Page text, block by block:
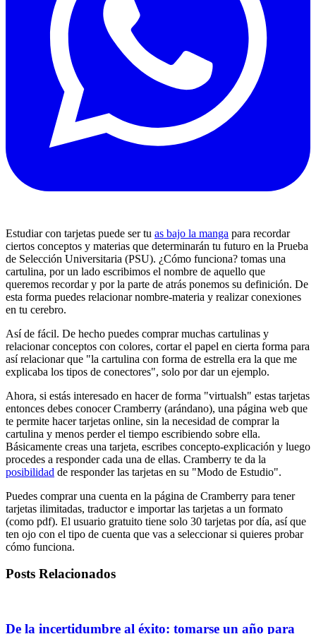
Estudiar con tarjetas puede ser tu as bajo la manga para recordar
ciertos conceptos y materias que determinarán tu futuro en la Prueba
de Selección Universitaria (PSU). ¿Cómo funciona? tomas una
cartulina, por un lado escribimos el nombre de aquello que
queremos recordar y por la parte de atrás ponemos su definición. De
esta forma puedes relacionar nombre-materia y realizar conexiones
en tu cerebro.
Así de fácil. De hecho puedes comprar muchas cartulinas y
relacionar conceptos con colores, cortar el papel en cierta forma para
así relacionar que "la cartulina con forma de estrella era la que me
explicaba los tipos de conectores", solo por dar un ejemplo.
Ahora, si estás interesado en hacer de forma "virtualsh" estas tarjetas
entonces debes conocer Cramberry (arándano), una página web que
te permite hacer tarjetas online, sin la necesidad de comprar la
cartulina y menos perder el tiempo escribiendo sobre ella.
Básicamente creas una tarjeta, escribes concepto-explicación y luego
procedes a responder cada una de ellas. Cramberry te da la
posibilidad de responder las tarjetas en su "Modo de Estudio".
Puedes comprar una cuenta en la página de Cramberry para tener
tarjetas ilimitadas, traductor e importar las tarjetas a un formato
(como pdf). El usuario gratuito tiene solo 30 tarjetas por día, así que
ten ojo con el tipo de cuenta que vas a seleccionar si quieres probar
cómo funciona.
Posts Relacionados
De la incertidumbre al éxito: tomarse un año para